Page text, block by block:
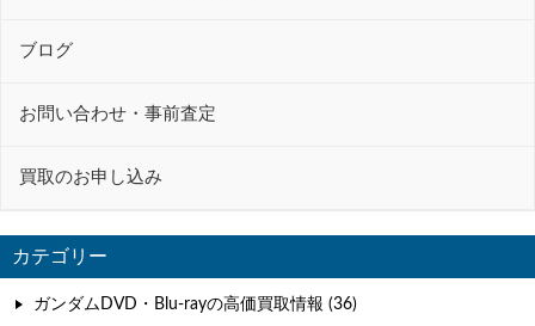
ブログ
お問い合わせ・事前査定
買取のお申し込み
カテゴリー
ガンダムDVD・Blu-rayの高価買取情報 (36)